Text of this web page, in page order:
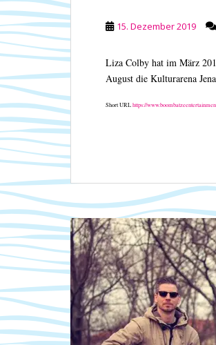
15. Dezember 2019
Liza Colby hat im März
August die Kulturarena
Short URLhttps://